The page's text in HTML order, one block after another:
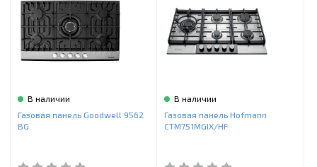
В наличии
Газовая панель Goodwell 9562
BG
В наличии
Газовая панель Hofmann
CTM751MGIX/HF